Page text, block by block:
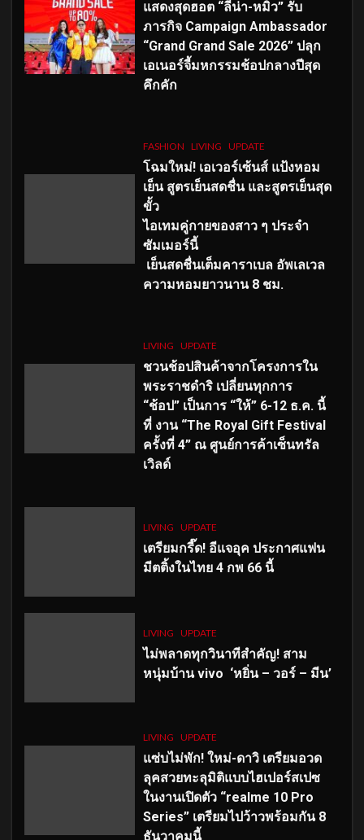
แสดงสุดฮอต “ลีน่า-หมิว” รับ
ภารกิจ Campaign Ambassador
“Grand Grand Sale 2026” ปลุก
เอเนอร์จี้มหกรรมช้อปกลางปีสุด
คึกคัก
FASHION LIVING UPDATE
โฉมใหม่! เอเวอร์เซ้นส์ แป้งหอม
เย็น สูตรเย็นสดชื่น และสูตรเย็นสุด
ขั้ว
ไอเทมคู่กายของสาว ๆ ประจำ
ซัมเมอร์นี้
เย็นสดชื่นเต็มคาราเบล อัพเลเวล
ความหอมยาวนาน 8 ชม.
LIVING UPDATE
ชวนช้อปสินค้าจากโครงการใน
พระราชดำริ เปลี่ยนทุกการ
“ช้อป” เป็นการ “ให้” 6-12 ธ.ค. นี้
ที่ งาน “The Royal Gift Festival
ครั้งที่ 4” ณ ศูนย์การค้าเซ็นทรัล
เวิลด์
LIVING UPDATE
เตรียมกรี๊ด! อีแจอุค ประกาศแฟน
มีตติ้งในไทย 4 กพ 66 นี้
LIVING UPDATE
ไม่พลาดทุกวินาทีสำคัญ! สาม
หนุ่มบ้าน vivo ‘หยิ่น – วอร์ – มีน’
LIVING UPDATE
แซ่บไม่พัก! ใหม่-ดาวิ เตรียมอวด
ลุคสวยทะลุมิติแบบไฮเปอร์สเปซ
ในงานเปิดตัว “realme 10 Pro
Series” เตรียมไปว้าวพร้อมกัน 8
ธันวาคมนี้